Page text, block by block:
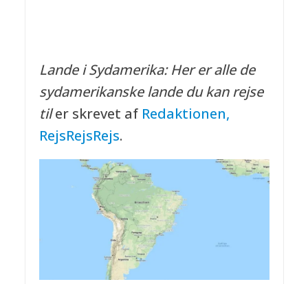
Lande i Sydamerika: Her er alle de
sydamerikanske lande du kan rejse
tiler skrevet af Redaktionen,
RejsRejsRejs.